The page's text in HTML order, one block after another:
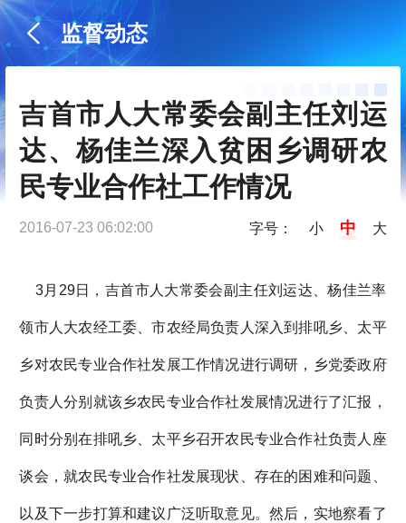
监督动态
吉首市人大常委会副主任刘运
达、杨佳兰深入贫困乡调研农
民专业合作社工作情况
2016-07-23 06:02:00 字号： 小 中 大
3月29日，吉首市人大常委会副主任刘运达、杨佳兰率
领市人大农经工委、市农经局负责人深入到排吼乡、太平
乡对农民专业合作社发展工作情况进行调研，乡党委政府
负责人分别就该乡农民专业合作社发展情况进行了汇报，
同时分别在排吼乡、太平乡召开农民专业合作社负责人座
谈会，就农民专业合作社发展现状、存在的困难和问题、
以及下一步打算和建议广泛听取意见。然后，实地察看了